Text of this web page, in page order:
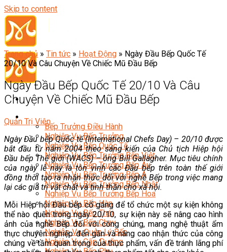
Skip to content
Đầu Bếp
Bếp Trưởng Điều Hành
Nghiệp Vụ Bếp Trưởng
Nghiệp Vụ Bếp Quốc Tế
Nghiệp Vụ Bếp Trưởng Bếp Việt
Nghiệp Vụ Bếp Trưởng Bếp Âu
Nghiệp Vụ Bếp Trưởng Bếp Á
Nghiệp Vụ Bếp Trưởng Bếp Nhật
Nghiệp Vụ Bếp Trưởng Bếp Hoa
Nghiệp Vụ Bếp Hàn
Nghiệp Vụ Bếp Thái
Nghiệp Vụ Bếp Chay
Nghiệp Vụ Quản Lý Bếp
Nghiệp Vụ Cấp Dưỡng
Trang chủ » Tin tức » Hoạt Động » Ngày Đầu Bếp Quốc Tế
20/10 Và Câu Chuyện Về Chiếc Mũ Đầu Bếp
Ngày Đầu Bếp Quốc Tế 20/10 Và Câu
Chuyện Về Chiếc Mũ Đầu Bếp
Quản Trị Viên
Ngày Đầu bếp Quốc tế (International Chefs Day) – 20/10 được
bắt đầu từ năm 2004 theo sáng kiến của Chủ tịch Hiệp hội
Đầu bếp Thế giới (WACS) – ông Bill Gallagher. Mục tiêu chính
của ngày lễ này là tôn vinh các Đầu bếp trên toàn thế giới
đồng thời tạo ra nhận thức đối với nghề Bếp trong việc mang
lại các giá trị vật chất và tinh thần cho xã hội.
Mỗi Hiệp hội Đầu bếp cố gắng để tổ chức một sự kiện không
thể nào quên trong ngày 20/10, sự kiện này sẽ nâng cao hình
ảnh của nghề Bếp đối với công chúng, mang nghệ thuật ẩm
thực chuyên nghiệp đến gần và nâng cao nhận thức của công
chúng về tầm quan trọng của thực phẩm, vấn đề tránh lãng phí